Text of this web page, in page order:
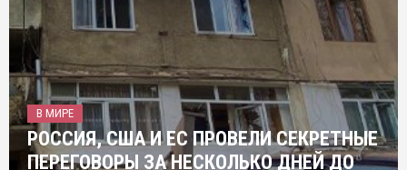
В МИРЕ
РОССИЯ, США И ЕС ПРОВЕЛИ СЕКРЕТНЫЕ
ПЕРЕГОВОРЫ ЗА НЕСКОЛЬКО ДНЕЙ ДО